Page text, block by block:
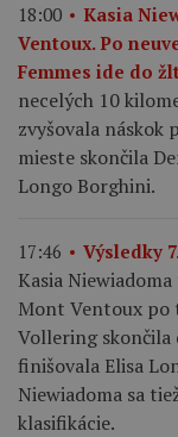
18:00
Kasia
Ventoux. Po
Femmes ide do
necelých 10
zvyšovala náskok
mieste skončila
Longo Borghini.
17:46 Výsledky
Kasia
Mont Ventoux po
Vollering skončila
finišovala Elisa
Niewiadoma sa
klasifikácie.